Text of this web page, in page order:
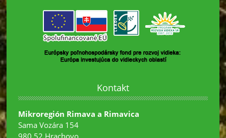
Kontakt
Mikroregión Rimava a Rimavica
Sama Vozára 154
980 52 Hrachovo